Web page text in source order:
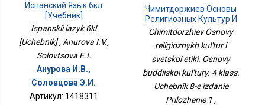
Испанский Язык 6кл
[Учебник]
Ispanskii iazyk 6kl
[Uchebnik] , Anurova I.V.,
Solovtsova E.I.
Анурова И.В.,
Соловцова Э.И.
Артикул: 1418311
Чимитдоржиев Основы
Религиозных Культур И
Светской Этики. Основы
Буддийской Культуры. 4
Класс. Учебник 8-Е
Издание Приложение 1
Chimitdorzhiev Osnovy
religioznykh kul'tur i
svetskoi etiki. Osnovy
buddiiskoi kul'tury. 4 klass.
Uchebnik 8-e izdanie
Prilozhenie 1 ,